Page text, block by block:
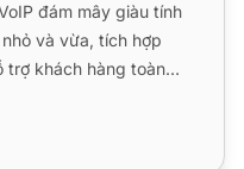
đám mây giàu tính
và vừa, tích hợp
trợ khách hàng toàn